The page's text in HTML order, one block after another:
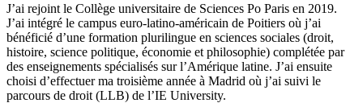
J’ai rejoint le Collège universitaire de Sciences Po Paris en 2019.
J’ai intégré le campus euro-latino-américain de Poitiers où j’ai
bénéficié d’une formation plurilingue en sciences sociales (droit,
histoire, science politique, économie et philosophie) complétée par
des enseignements spécialisés sur l’Amérique latine. J’ai ensuite
choisi d’effectuer ma troisième année à Madrid où j’ai suivi le
parcours de droit (LLB) de l’IE University.